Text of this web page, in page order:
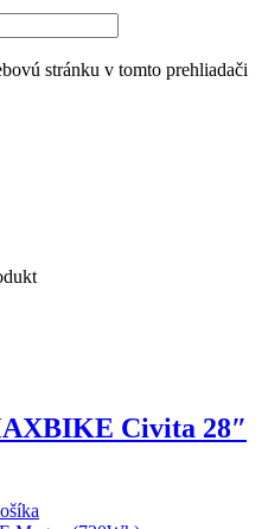
stránku v tomto prehliadači
Civita 28″